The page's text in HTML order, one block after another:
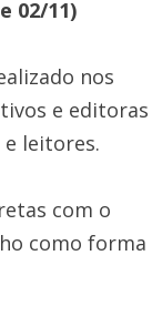
02/11)
nos
e editoras
leitores.
com o
como forma